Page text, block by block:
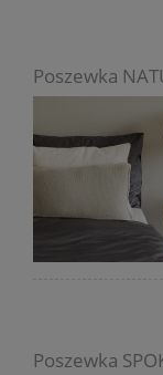
Poszewka
Poszewka